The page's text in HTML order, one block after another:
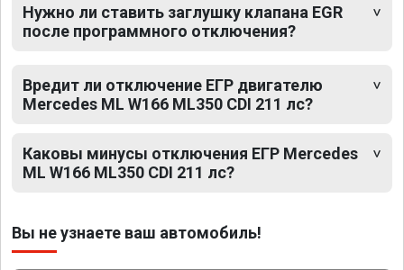
Нужно ли ставить заглушку клапана EGR
после программного отключения?
Вредит ли отключение ЕГР двигателю
Mercedes ML W166 ML350 CDI 211 лс?
Каковы минусы отключения ЕГР Mercedes
ML W166 ML350 CDI 211 лс?
Вы не узнаете ваш автомобиль!